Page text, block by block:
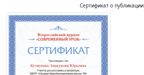
Сертификат о публикации